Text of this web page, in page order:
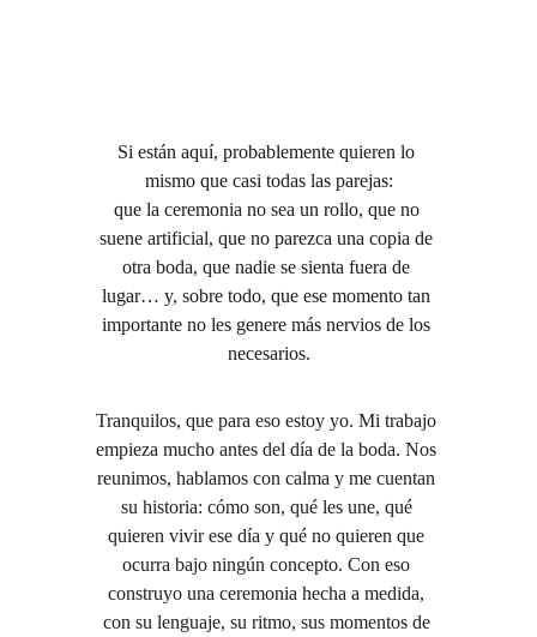
Si están aquí, probablemente quieren lo
mismo que casi todas las parejas:
que la ceremonia no sea un rollo, que no
suene artificial, que no parezca una copia de
otra boda, que nadie se sienta fuera de
lugar… y, sobre todo, que ese momento tan
importante no les genere más nervios de los
necesarios.
Tranquilos, que para eso estoy yo. Mi trabajo
empieza mucho antes del día de la boda. Nos
reunimos, hablamos con calma y me cuentan
su historia: cómo son, qué les une, qué
quieren vivir ese día y qué no quieren que
ocurra bajo ningún concepto. Con eso
construyo una ceremonia hecha a medida,
con su lenguaje, su ritmo, sus momentos de